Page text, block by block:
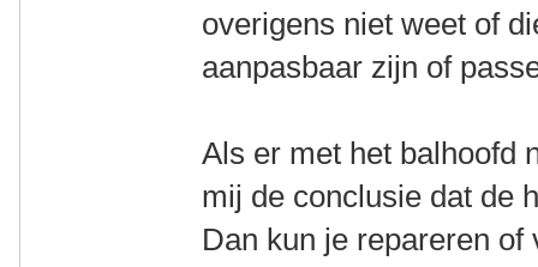
overigens niet weet of
aanpasbaar zijn of
Als er met het balhoofd
mij de conclusie dat de
Dan kun je repareren